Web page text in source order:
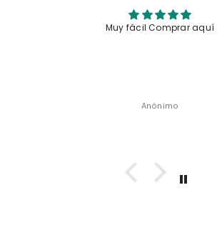
Muy linda
Anónimo